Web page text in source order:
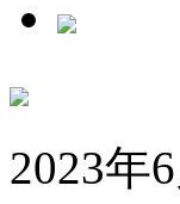
2023年